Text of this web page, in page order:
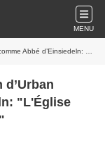
MENU
peut se réjouir des homosexuels"
"L'Église